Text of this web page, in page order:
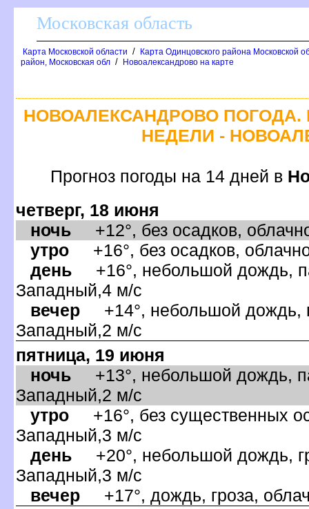
Московская область
Карта Московской области /
Карта Одинцовского района Московской
район, Московская обл / Новоалександрово на карте
НОВОАЛЕКСАНДРОВО
НЕДЕЛИ -
Прогноз погоды на 14 дней
четверг, 18 июня
ночь +12°, без осадков,
утро +16°, без осадков,
день +16°, небольшой дождь,
Западный,4 м/с
ечер +14°, небольшой дождь,
Западный,2 м/с
пятница, 19 июня
ночь +13°, небольшой дождь,
Западный,2 м/с
утро +16°, без существенных
Западный,3 м/с
день +20°, небольшой дождь,
Западный,3 м/с
ечер +17°, дождь, гроза,